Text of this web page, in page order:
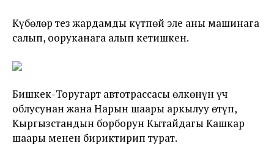
Күбөлөр тез жардамды күтпөй эле аны машинага
салып, ооруканага алып кетишкен.
Бишкек-Торугарт автотрассасы өлкөнүн үч
облусунан жана Нарын шаары аркылуу өтүп,
Кыргызстандын борборун Кытайдагы Кашкар
шаары менен бириктирип турат.